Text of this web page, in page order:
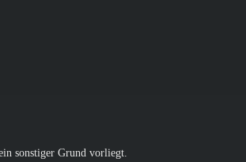
sonstiger Grund vorliegt.